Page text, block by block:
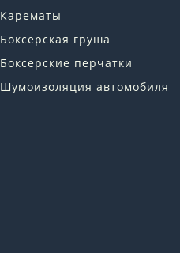
Карематы
Боксерская груша
Боксерские перчатки
Шумоизоляция автомобиля